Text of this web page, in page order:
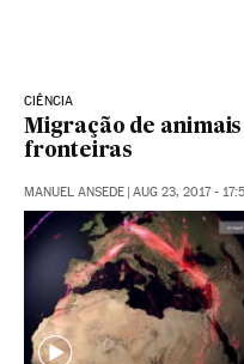
CIÊNCIA
Migração de
fronteiras
MANUEL ANSEDE AUG 23, 2017 -